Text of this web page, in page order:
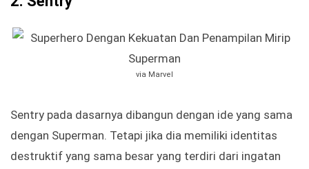
via Marvel
Sentry pada dasarnya dibangun dengan ide yang sama
dengan Superman. Tetapi jika dia memiliki identitas
destruktif yang sama besar yang terdiri dari ingatan